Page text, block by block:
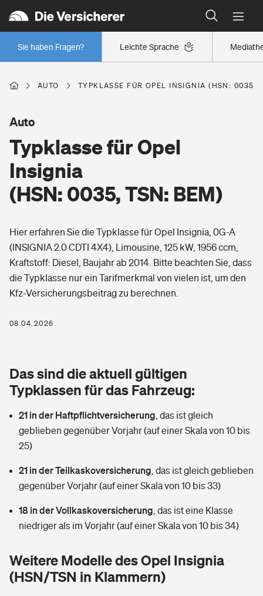
Leichte Sprache
Sie haben Fragen?
Wer versichert was: Jetzt Versicherer finden
Regionalklassen: So ist Ihre Region eingestuft
Wer versichert was: Jetzt Versicherer finden
Berufsunfähigkeitsversicherung
Erwerbsunfähigkeitsversicherung
Arbeitsrechtsschutz
Berufshaftpflichtversicherung
Rentenrechner: Wie viel Geld bekomme ich im Alter?
Wer versichert was: Jetzt Versicherer finden
Sie haben Fragen?
Wohnen
Wohngebäudeversicherung
Hausratversicherung
Elementarversicherung
Photovoltaik
Wärmepumpen versichern
Vermieterrrechtsschutz
Mietkautionsversicherung
Restkreditversicherung
Zur Übersicht
Tools
Hochwasser-Check: Wie gefährdet ist Ihr Haus?
Wer versichert was: Jetzt Versicherer finden
Pri­vate Haft­pflicht­
Rechts­schutz­ver­si­che­rung
Kinderunfall­ver­si­che­rung
Reiseversicherung
Handyversicherung
Private Cyberversicherung
Musikinstrumentenversicherung
Gesundheit
Private Krankenversicherung
Tierkrankenversicherung
Zur Übersicht
Sie haben Fragen?
Rentenrechner: Wie viel Geld bekomme ich im Alter?
AUTO TYPKLASSE FÜR OPEL INSIGNIA (HSN: 0035,
Typklasse für Opel
Insignia
(HSN: 0035, TSN: BEM)
Auto
Hier erfahren Sie die Typklasse für Opel Insignia, 0G-A
(INSIGNIA 2.0 CDTI 4X4), Limousine, 125 kW, 1956 ccm,
Kraftstoff: Diesel, Baujahr ab 2014. Bitte beachten Sie, dass
die Typklasse nur ein Tarifmerkmal von vielen ist, um den
Kfz-Versicherungsbeitrag zu berechnen.
08.04.2026
Das sind die aktuell gültigen
Typklassen für das Fahrzeug:
21 in der Haftpflichtversicherung das ist gleich
geblieben gegenüber Vorjahr (auf einer Skala von 10 bis
25)
21 in der Teilkaskoversicherung das ist gleich geblieben
gegenüber Vorjahr (auf einer Skala von 10 bis 33)
18 in der Vollkaskoversicherung das ist eine Klasse
niedriger als im Vorjahr (auf einer Skala von 10 bis 34)
Weitere Modelle des Opel Insignia
(HSN/TSN in Klammern)